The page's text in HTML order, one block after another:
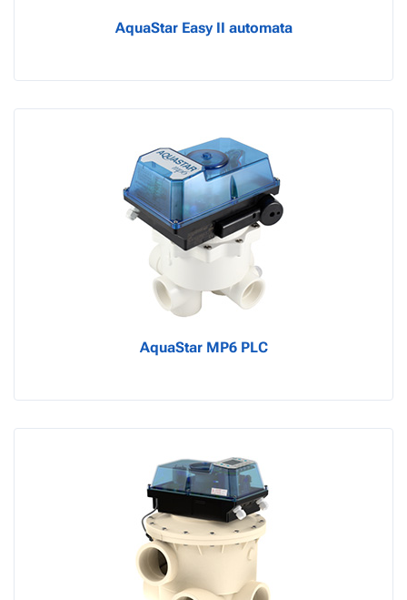
AquaStar Easy II automata
AquaStar MP6 PLC